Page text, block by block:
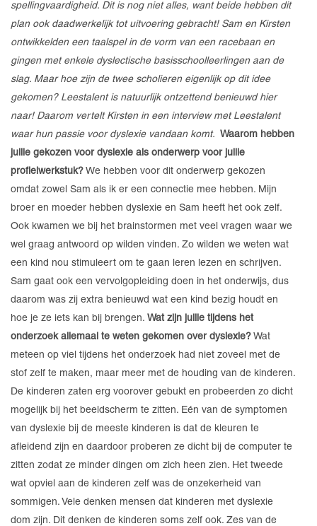
spellingvaardigheid. Dit is nog niet alles, want beide hebben dit
plan ook daadwerkelijk tot uitvoering gebracht! Sam en Kirsten
ontwikkelden een taalspel in de vorm van een racebaan en
gingen met enkele dyslectische basisschoolleerlingen aan de
slag. Maar hoe zijn de twee scholieren eigenlijk op dit idee
gekomen? Leestalent is natuurlijk ontzettend benieuwd hier
naar! Daarom vertelt Kirsten in een interview met Leestalent
waar hun passie voor dyslexie vandaan komt.
Waarom hebben
jullie gekozen voor dyslexie als onderwerp voor jullie
profielwerkstuk? We hebben voor dit onderwerp gekozen
omdat zowel Sam als ik er een connectie mee hebben. Mijn
broer en moeder hebben dyslexie en Sam heeft het ook zelf.
Ook kwamen we bij het brainstormen met veel vragen waar we
wel graag antwoord op wilden vinden. Zo wilden we weten wat
een kind nou stimuleert om te gaan leren lezen en schrijven.
Sam gaat ook een vervolgopleiding doen in het onderwijs, dus
daarom was zij extra benieuwd wat een kind bezig houdt en
hoe je ze iets kan bij brengen. Wat zijn jullie tijdens het
onderzoek allemaal te weten gekomen over dyslexie? Wat
meteen op viel tijdens het onderzoek had niet zoveel met de
stof zelf te maken, maar meer met de houding van de kinderen.
De kinderen zaten erg voorover gebukt en probeerden zo dicht
mogelijk bij het beeldscherm te zitten. Eén van de symptomen
van dyslexie bij de meeste kinderen is dat de kleuren te
afleidend zijn en daardoor proberen ze dicht bij de computer te
zitten zodat ze minder dingen om zich heen zien. Het tweede
wat opviel aan de kinderen zelf was de onzekerheid van
sommigen. Vele denken mensen dat kinderen met dyslexie
dom zijn. Dit denken de kinderen soms zelf ook. Zes van de